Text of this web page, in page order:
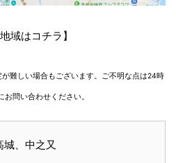
域はコチラ】
難しい場合もございます。ご不明な点は24時
お問い合わせください。
、中之又